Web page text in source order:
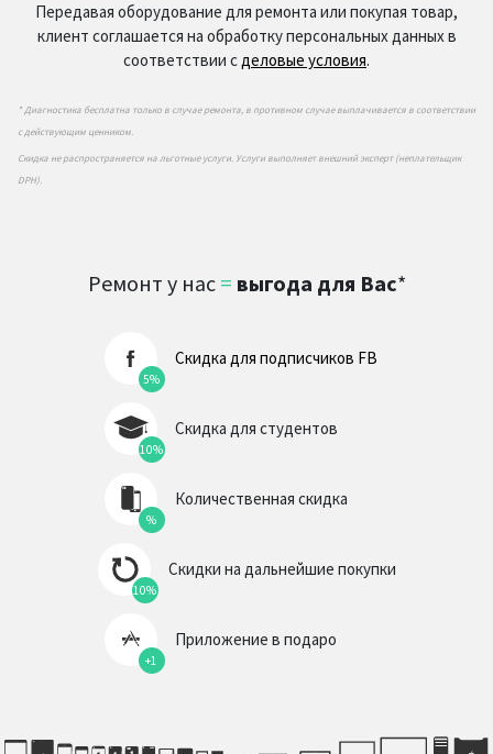
Передавая оборудование для ремонта или покупая товар,
клиент соглашается на обработку персональных данных в
соответствии сделовые условия.
* Диагностика бесплатна только в случае ремонта, в противном случае выплачивается в соответствии
с действующим ценником.
Скидка не распространяется на льготные услуги. Услуги выполняет внешний эксперт (неплательщик
DPH).
Ремонт у нас = выгода для Вас*
5%
Скидка для подписчиков FB
10%
Скидка для студентов
%
Количественная скидка
10%
Скидки на дальнейшие покупки
+1
Приложение в подаро